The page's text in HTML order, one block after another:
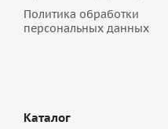
Политика обработки
персональных данных
Каталог